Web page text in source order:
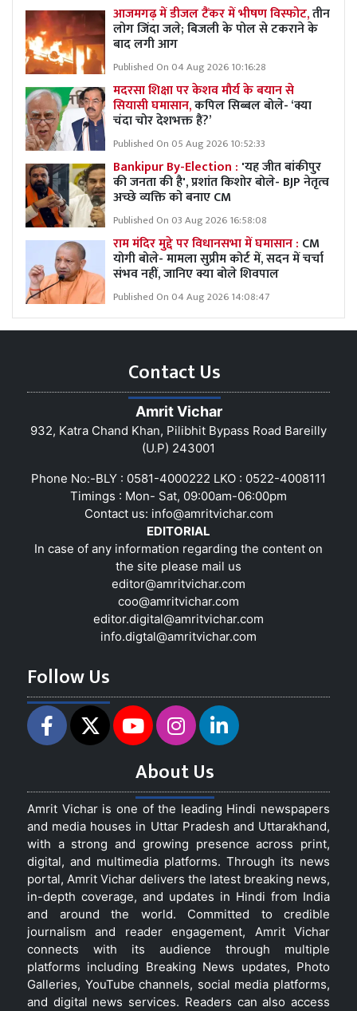
आजमगढ़ में डीजल टैंकर में भीषण विस्फोट,तीन
लोग जिंदा जले; बिजली के पोल से टकराने के
बाद लगी आग
Published On 04 Aug 2026 10:16:28
मदरसा शिक्षा पर केशव मौर्य के बयान से
सियासी घमासान,कपिल सिब्बल बोले- ‘क्या
चंदा चोर देशभक्त हैं?’
Published On 05 Aug 2026 10:52:33
Bankipur By-Election : 'यह जीत बांकीपुर
की जनता की है', प्रशांत किशोर बोले- BJP नेतृत्व
अच्छे व्यक्ति को बनाए CM
Published On 03 Aug 2026 16:58:08
राम मंदिर मुद्दे पर विधानसभा में घमासान : CM
योगी बोले- मामला सुप्रीम कोर्ट में, सदन में चर्चा
संभव नहीं, जानिए क्या बोले शिवपाल
Published On 04 Aug 2026 14:08:47
Contact Us
Amrit Vichar
932, Katra Chand Khan, Pilibhit Bypass Road Bareilly
(U.P) 243001
Phone No:-BLY : 0581-4000222 LKO : 0522-4008111
Timings : Mon- Sat, 09:00am-06:00pm
Contact us: info@amritvichar.com
EDITORIAL
In case of any information regarding the content on
the site please mail us
editor@amritvichar.com
coo@amritvichar.com
editor.digital@amritvichar.com
info.digtal@amritvichar.com
Follow Us
About Us
Amrit Vichar is one of the leading Hindi newspapers
and media houses in Uttar Pradesh and Uttarakhand,
with a strong and growing presence across print,
digital, and multimedia platforms. Through its news
portal, Amrit Vichar delivers the latest breaking news,
in-depth coverage, and updates in Hindi from India
and around the world. Committed to credible
journalism and reader engagement, Amrit Vichar
connects with its audience through multiple
platforms including Breaking News updates, Photo
Galleries, YouTube channels, social media platforms,
and digital news services. Readers can also access